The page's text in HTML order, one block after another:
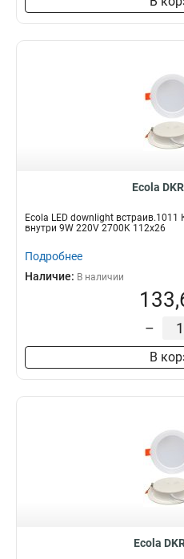
Ecola
Ecola LED downlight
внутри 9W 220V 2700K 112x26
Подробнее
Наличие: В наличии
–
В
Ecola